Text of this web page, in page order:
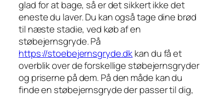
glad for at bage, så er det sikkert ikke det
eneste du laver. Du kan også tage dine brød
til næste stadie, ved køb af en
støbejernsgryde. På
https://stoebejernsgryde.dkkan du få et
overblik over de forskellige støbejernsgryder
og priserne på dem. På den måde kan du
finde en støbejernsgryde der passer til dig,